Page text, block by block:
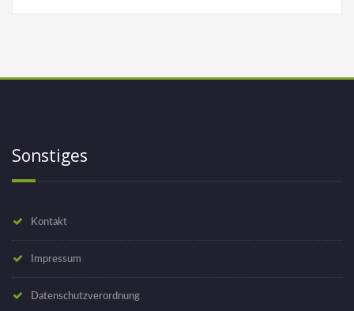
Sonstiges
Kontakt
Impressum
Datenschutzverordnung